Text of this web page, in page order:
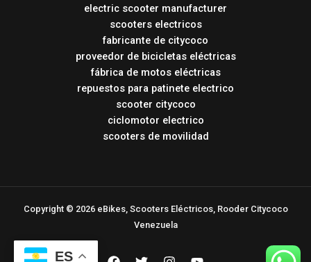
electric scooter manufacturer
scooters electricos
fabricante de citycoco
proveedor de bicicletas eléctricas
fábrica de motos eléctricas
repuestos para patinete electrico
scooter citycoco
ciclomotor electrico
scooters de movilidad
Copyright © 2026 eBikes, Scooters Eléctricos, Rooder Citycoco
Venezuela
ES